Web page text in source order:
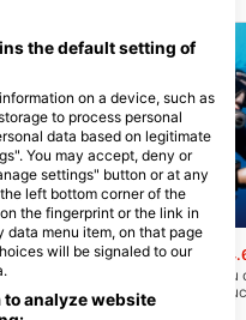
Mares
Bloody Bay Wall
Bức tường Vịnh đẫm
là nơi thả mình ngoạn
Caribe. Đỉnh của rạn san
the default setting of
on a device, such as
to process personal
data based on legitimate
You may accept, deny or
settings" button or at any
left bottom corner of the
the fingerprint or the link in
menu item, on that page
will be signaled to our
to analyze website